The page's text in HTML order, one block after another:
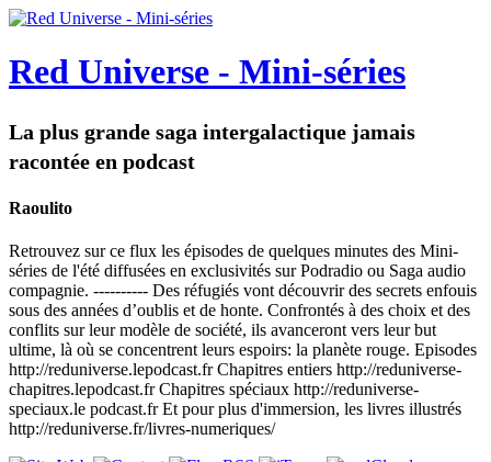
Red Universe - Mini-séries
La plus grande saga intergalactique jamais
racontée en podcast
Raoulito
Retrouvez sur ce flux les épisodes de quelques minutes des Mini-
séries de l'été diffusées en exclusivités sur Podradio ou Saga audio
compagnie. ---------- Des réfugiés vont découvrir des secrets enfouis
sous des années d’oublis et de honte. Confrontés à des choix et des
conflits sur leur modèle de société, ils avanceront vers leur but
ultime, là où se concentrent leurs espoirs: la planète rouge. Episodes
http://reduniverse.lepodcast.fr Chapitres entiers http://reduniverse-
chapitres.lepodcast.fr Chapitres spéciaux http://reduniverse-
speciaux.le podcast.fr Et pour plus d'immersion, les livres illustrés
http://reduniverse.fr/livres-numeriques/